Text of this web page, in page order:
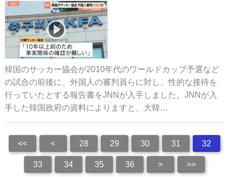
韓国のサッカー協会が2010年代のワールドカップ予選など
の試合の前後に、外国人の審判員らに対し、性的な接待を
行っていたとする報告書をJNNが入手しました。JNNが入
手した韓国政府の資料によりますと、大韓…
<< < 28 29 30 31 32
33 34 35 36 > >>